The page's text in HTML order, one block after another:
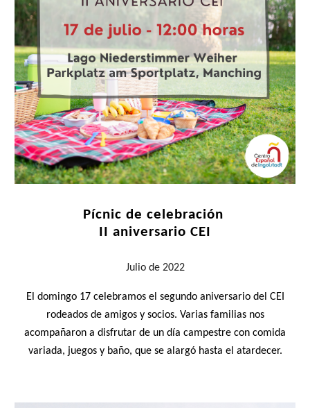
Pícnic de celebración
II aniversario CEI
Juliode 2022
El domingo 17 celebramos el segundo aniversario del CEI
rodeados de amigos y socios. Varias familias nos
acompañaron a disfrutar de un día campestre con comida
variada, juegos y baño, que se alargó hasta el atardecer.